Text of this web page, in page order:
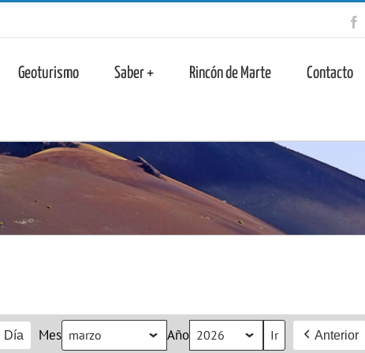
Geoturismo Saber + Rincón de Marte Contacto
Día Mes Año Anterior